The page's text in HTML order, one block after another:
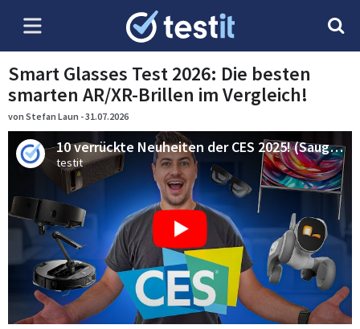
Smart Glasses Test 2026: Die besten
smarten AR/XR-Brillen im Vergleich!
von Stefan Laun - 31.07.2026
10 verrückte Neuheiten der CES 2025! (Saugroboter, Fernseher, Smart Glasses und KI-Roboter)
testit